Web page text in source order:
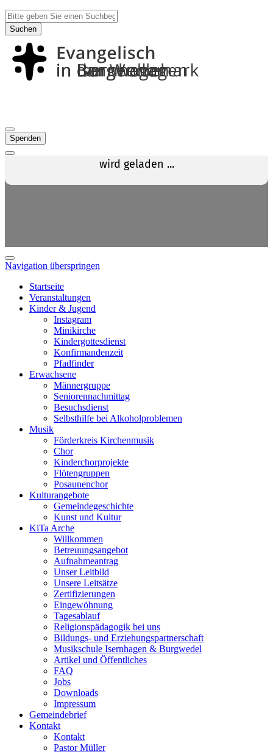
Suchen
Spenden
Navigation überspringen
Startseite
Veranstaltungen
Kinder & Jugend
Instagram
Minikirche
Kindergottesdienst
Konfirmandenzeit
Pfadfinder
Erwachsene
Männergruppe
Seniorennachmittag
Besuchsdienst
Selbsthilfe bei Alkoholproblemen
Musik
Förderkreis Kirchenmusik
Chor
Kinderchorprojekte
Flötengruppen
Posaunenchor
Kulturangebote
Gemeindegeschichte
Kunst und Kultur
KiTa Arche
Willkommen
Betreuungsangebot
Aufnahmeantrag
Unser Leitbild
Unsere Leitsätze
Zertifizierungen
Eingewöhnung
Tagesablauf
Religionspädagogik bei uns
Bildungs- und Erziehungspartnerschaft
Musikschule Isernhagen & Burgwedel
Artikel und Öffentliches
FAQ
Jobs
Downloads
Impressum
Gemeindebrief
Kontakt
Kontakt
Pastor Müller